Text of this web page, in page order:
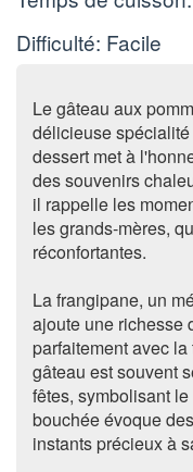
Difficulté: Facile
Le gâteau aux
délicieuse
dessert met à
des souvenirs
il rappelle les
les grands-mères,
réconfortantes.
La frangipane, un
ajoute une richesse
parfaitement avec
gâteau est souvent
fêtes, symbolisant
bouchée évoque
instants précieux à